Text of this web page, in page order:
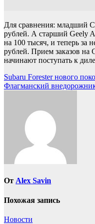
Для сравнения: младший
рублей. А старший Geely
на 100 тысяч, и теперь за
рублей. Прием заказов
начинают поступать к
Навигация
по
Subaru Forester нового
Флагманский
От Alex Savin
Похожая запись
Новости